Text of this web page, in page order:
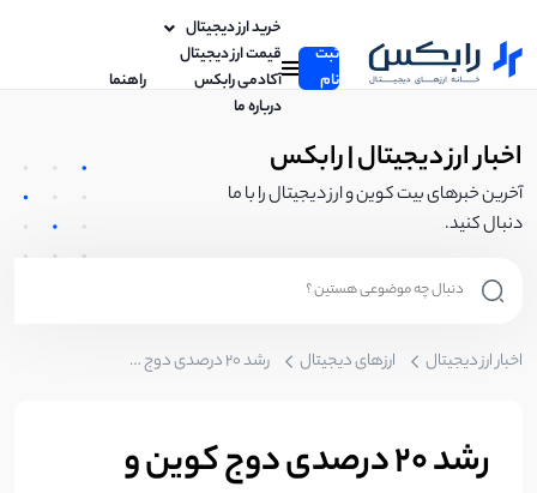
ثبت
نام
خرید ارز دیجیتال
قیمت ارز دیجیتال
آکادمی رابکس
راهنما
درباره ما
اخبار ارز دیجیتال | رابکس
آخرین خبرهای بیت کوین و ارز دیجیتال را با ما
دنبال کنید.
اخبار ارز دیجیتال ارزهای دیجیتال رشد ۲۰ درصدی دوج کوین و چالش تیک تاکی
رشد ۲۰ درصدی دوج کوین و